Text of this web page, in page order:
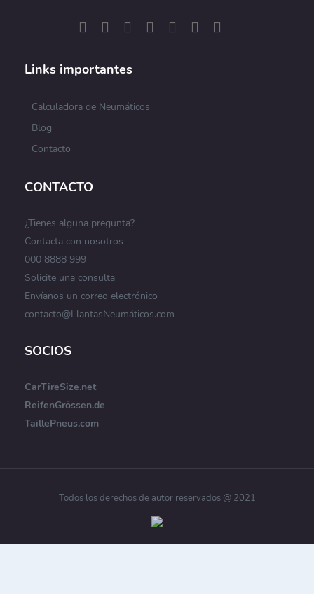
Links importantes
Calculadora de Neumáticos
Blog
Contacto
CONTACTO
¿Tienes alguna pregunta?
Contacta con nosotros
000 8888 999
Solicite una consulta
Envíanos un correo electrónico
contacto@LlantasNeumáticos.com
SOCIOS
CarTireSize.net
ReifenGrössen.de
TaillePneus.com
Todos los derechos de autor reservados @ 2021